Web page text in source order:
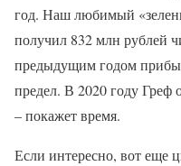
год. Наш любимый
получил 832 млн рублей
предыдущим годом
предел. В 2020 году Греф
– покажет время.
Если интересно, вот еще